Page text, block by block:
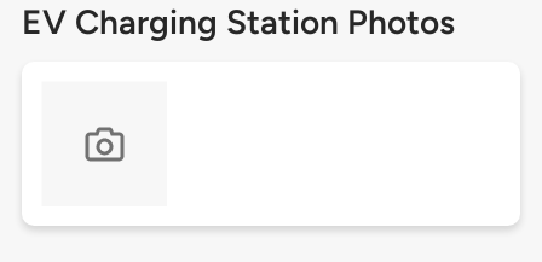
EV Charging Station Photos